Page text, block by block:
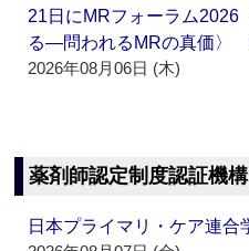
21日にMRフォーラム2026
る―問われるMRの真価〉
2026年08月06日 (木)
薬剤師認定制度認証機
日本プライマリ・ケア連